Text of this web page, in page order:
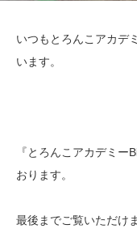
いつもとろんこアカデ
います。
『とろんこアカデミ
おります。
最後までご覧いただけ